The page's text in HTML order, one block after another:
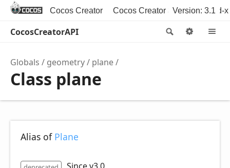
Cocos Creator Cocos Creator 3D Cocos2d-x
Version: 3.1
Search
CocosCreatorAPI
Globals geometry plane
Class plane
Alias of Plane